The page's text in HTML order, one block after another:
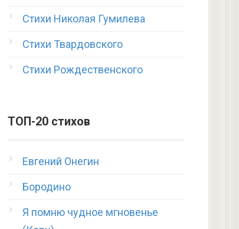
Стихи Николая Гумилева
Стихи Твардовского
Стихи Рождественского
ТОП-20 стихов
Евгений Онегин
Бородино
Я помню чудное мгновенье